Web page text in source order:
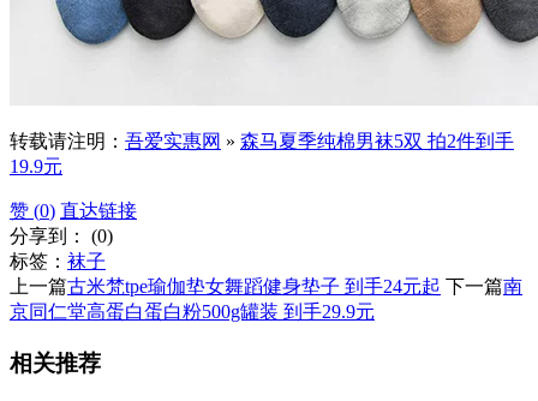
转载请注明： 吾爱实惠网 » 森马夏季纯棉男袜5双 拍2件到手
19.9元
赞 (0) 直达链接
分享到： (0)
标签： 袜子
上一篇古米梵tpe瑜伽垫女舞蹈健身垫子 到手24元起 下一篇南
京同仁堂高蛋白蛋白粉500g罐装 到手29.9元
相关推荐